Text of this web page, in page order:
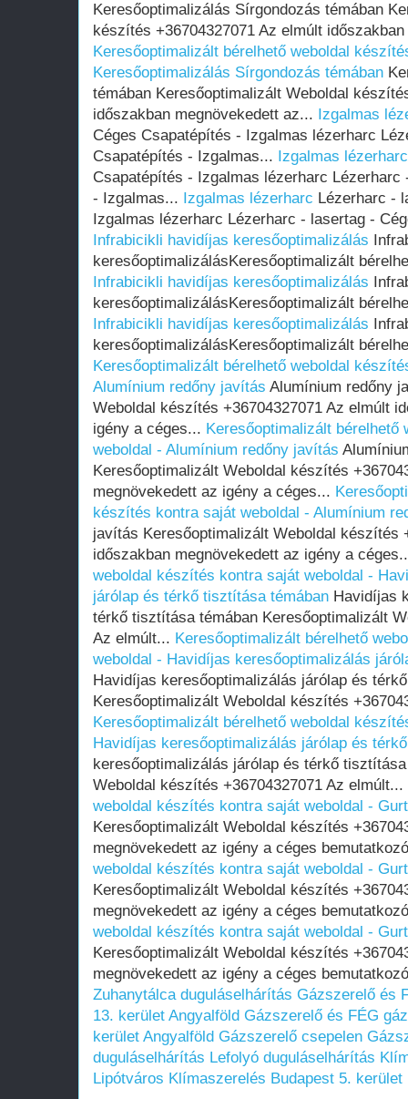
Keresőoptimalizálás Sírgondozás témában
készítés +36704327071 Az elmúlt
Keresőoptimalizált bérelhető weboldal
Keresőoptimalizálás Sírgondozás témában
témában Keresőoptimalizált Weboldal
időszakban megnövekedett az... Izgalmas
Céges Csapatépítés - Izgalmas lézerharc
Csapatépítés - Izgalmas... Izgalmas lézerharc
Csapatépítés - Izgalmas lézerharc
- Izgalmas... Izgalmas lézerharc Lézerharc -
Izgalmas lézerharc Lézerharc - lasertag -
Infrabicikli havidíjas keresőoptimalizálás
keresőoptimalizálásKeresőoptimalizált
Infrabicikli havidíjas keresőoptimalizálás
keresőoptimalizálásKeresőoptimalizált
Infrabicikli havidíjas keresőoptimalizálás
keresőoptimalizálásKeresőoptimalizált
Keresőoptimalizált bérelhető weboldal
Alumínium redőny javítás Alumínium redőny
Weboldal készítés +36704327071 Az elmúlt
igény a céges... Keresőoptimalizált
weboldal - Alumínium redőny javítás
Keresőoptimalizált Weboldal készítés
megnövekedett az igény a céges...
készítés kontra saját weboldal - Alumínium
javítás Keresőoptimalizált Weboldal készítés
időszakban megnövekedett az igény a
weboldal készítés kontra saját weboldal -
járólap és térkő tisztítása témában Havidíjas
térkő tisztítása témában Keresőoptimalizált
Az elmúlt... Keresőoptimalizált bérelhető
weboldal - Havidíjas keresőoptimalizálás
Havidíjas keresőoptimalizálás járólap és
Keresőoptimalizált Weboldal készítés
Keresőoptimalizált bérelhető weboldal
Havidíjas keresőoptimalizálás járólap és
keresőoptimalizálás járólap és térkő
Weboldal készítés +36704327071 Az elmúlt...
weboldal készítés kontra saját weboldal -
Keresőoptimalizált Weboldal készítés
megnövekedett az igény a céges
weboldal készítés kontra saját weboldal -
Keresőoptimalizált Weboldal készítés
megnövekedett az igény a céges
weboldal készítés kontra saját weboldal -
Keresőoptimalizált Weboldal készítés
megnövekedett az igény a céges
Zuhanytálca duguláselhárítás Gázszerelő és
13. kerület Angyalföld Gázszerelő és FÉG
kerület Angyalföld Gázszerelő csepelen
duguláselhárítás Lefolyó duguláselhárítás
Lipótváros Klímaszerelés Budapest 5. kerület